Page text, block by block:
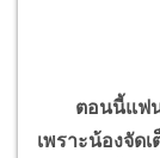
ตอนนี้แฟนคลั
เพราะน้องจัด